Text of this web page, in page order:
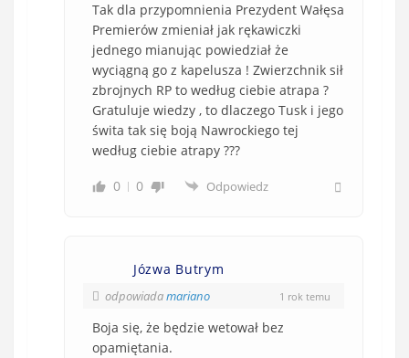
Tak dla przypomnienia Prezydent Wałęsa
Premierów zmieniał jak rękawiczki
jednego mianując powiedział że
wyciągną go z kapelusza ! Zwierzchnik sił
zbrojnych RP to według ciebie atrapa ?
Gratuluje wiedzy , to dlaczego Tusk i jego
świta tak się boją Nawrockiego tej
według ciebie atrapy ???
0 0 Odpowiedz
Józwa Butrym
odpowiadamariano 1 rok temu
Boja się, że będzie wetował bez
opamiętania.